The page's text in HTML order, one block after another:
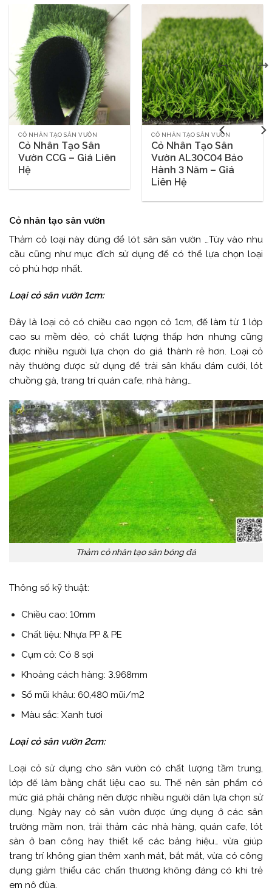
CỎ NHÂN TẠO SÂN VƯỜN
Cỏ Nhân Tạo Sân
Vườn CCG – Giá Liên
Hệ
CỎ NHÂN TẠO SÂN VƯỜN
Cỏ Nhân Tạo Sân
Vườn AL30C04 Bảo
Hành 3 Năm – Giá
Liên Hệ
Cỏ nhân tạo sân vườn
Thảm cỏ loại này dùng để lót sân sân vườn …Tùy vào nhu
cầu cũng như mục đích sử dụng để có thể lựa chọn loại
cỏ phù hợp nhất.
Loại cỏ sân vườn 1cm:
Đây là loại cỏ có chiều cao ngọn cỏ 1cm, đế làm từ 1 lớp
cao su mềm dẻo, cỏ chất lượng thấp hơn nhưng cũng
được nhiều người lựa chọn do giá thành rẻ hơn. Loại cỏ
này thường được sử dụng để trải sân khấu đám cưới, lót
chuồng gà, trang trí quán cafe, nhà hàng…
Thảm cỏ nhân tạo sân bóng đá
Thông số kỹ thuật:
Chiều cao: 10mm
Chất liệu: Nhựa PP & PE
Cụm cỏ: Có 8 sợi
Khoảng cách hàng: 3.968mm
Số mũi khâu: 60,480 mũi/m2
Màu sắc: Xanh tươi
Loại cỏ sân vườn 2cm:
Loại cỏ sử dụng cho sân vườn có chất lượng tầm trung,
lớp đế làm bằng chất liệu cao su. Thế nên sản phẩm có
mức giá phải chăng nên được nhiều người dân lựa chọn sử
dụng. Ngày nay cỏ sân vườn được ứng dụng ở các sân
trường mầm non, trải thảm các nhà hàng, quán cafe, lót
sàn ở ban công hay thiết kế các bảng hiệu… vừa giúp
trang trí không gian thêm xanh mát, bắt mắt, vừa có công
dụng giảm thiểu các chấn thương không đáng có khi trẻ
em nô đùa.